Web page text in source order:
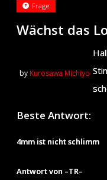
Wächst das
Frage
byKurosawa Michiyo
Beste Antwort:
4mm ist nicht schlimm
Antwort von –TR–